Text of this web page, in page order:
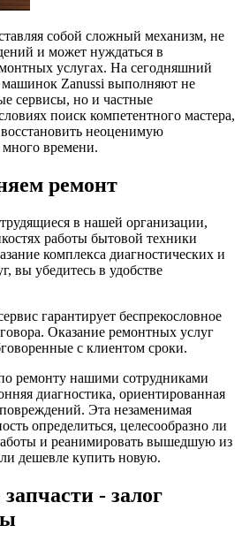
собой сложный механизм, не
и может нуждаться в
услугах. На сегодняшний
Zanussi выполняют не
сервисы, но и частные
поиск компетентного мастера,
неоценимую
времени.
ремонт
в нашей организации,
работы бытовой техники
комплекса диагностических и
вы убедитесь в удобстве
гарантирует беспрекословное
Оказание ремонтных услуг
с клиентом сроки.
ремонту нашими сотрудниками
диагностика, ориентированная
Эта незаменимая
определиться, целесообразно ли
и реанимировать вышедшую из
дешевле купить новую.
- залог